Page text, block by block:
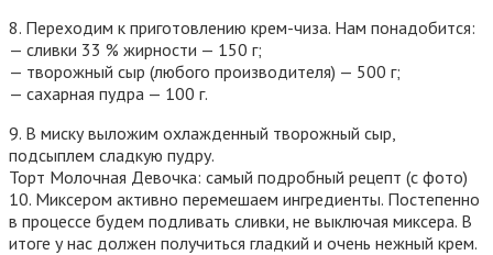
8. Переходим к приготовлению крем-чиза. Нам понадобится:
— сливки 33 % жирности — 150 г;
— творожный сыр (любого производителя) — 500 г;
— сахарная пудра — 100 г.
9. В миску выложим охлажденный творожный сыр,
подсыплем сладкую пудру.
Торт Молочная Девочка: самый подробный рецепт (с фото)
10. Миксером активно перемешаем ингредиенты. Постепенно
в процессе будем подливать сливки, не выключая миксера. В
итоге у нас должен получиться гладкий и очень нежный крем.